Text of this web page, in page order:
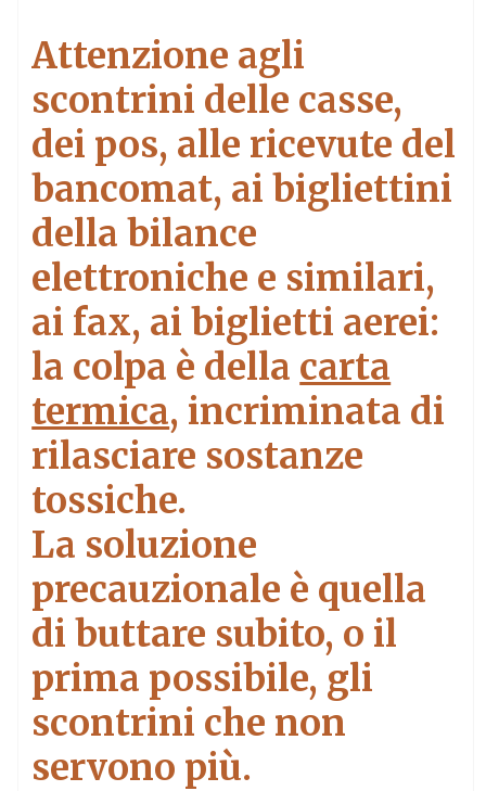
Attenzione agli
scontrini delle casse,
dei pos, alle ricevute del
bancomat, ai bigliettini
della bilance
elettroniche e similari,
ai fax, ai biglietti aerei:
la colpa è della carta
termica, incriminata di
rilasciare sostanze
tossiche.
La soluzione
precauzionale è quella
di buttare subito, o il
prima possibile, gli
scontrini che non
servono più.